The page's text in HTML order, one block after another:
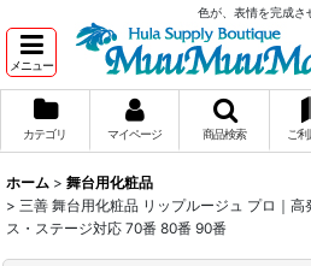
色が、表情を完成さ
メニュー
カテゴリ マイページ 商品検索 ご
ホーム > 舞台用化粧品
> 三善 舞台用化粧品 リップルージュ プロ｜
ス・ステージ対応 70番 80番 90番